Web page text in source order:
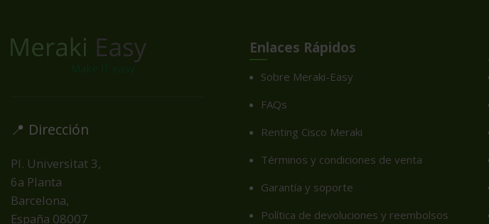
📍 Dirección
Pl. Universitat 3,
6a Planta
Barcelona,
España 08007
Enlaces Rápidos
Sobre Meraki-Easy
FAQs
Renting Cisco Meraki
Términos y condiciones de venta
Garantía y soporte
Política de devoluciones y reembolsos